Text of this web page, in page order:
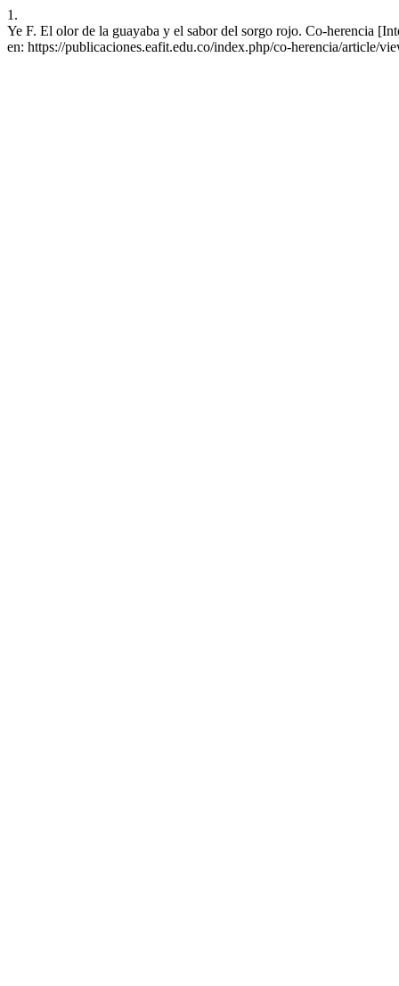
1.
Ye F. El olor de la guayaba y el sabor del sorgo rojo. Co-herencia
en: https://publicaciones.eafit.edu.co/index.php/co-herencia/article/